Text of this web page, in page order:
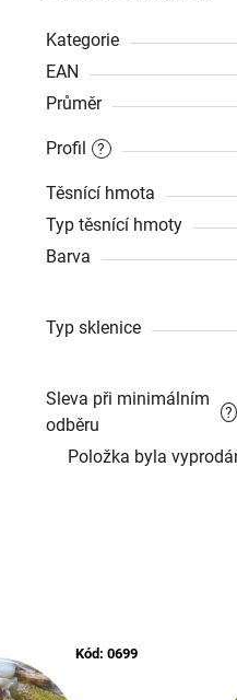
Kategorie
EAN
Průměr
?
Profil
Těsnící hmota
Typ těsnící hmoty
Barva
Typ sklenice
?
Sleva při minimálním
odběru
Položka byla
Kód: 0699